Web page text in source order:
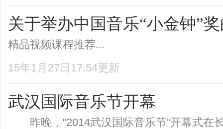
关于举办中国音乐“小金钟”
精品视频课程推荐...
15年1月27日17:54更新
武汉国际音乐节开幕
昨晚，“2014武汉国际音乐节”开幕式在